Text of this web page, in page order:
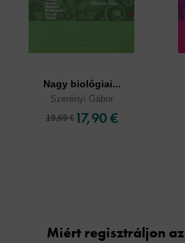
Nagy biológiai...
Szerényi Gábor
19,69 € 17,90 €
Miért regisztráljon